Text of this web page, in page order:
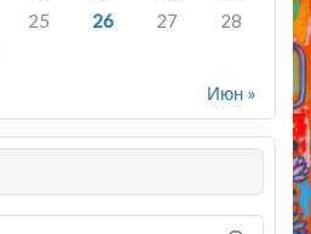
Июн »
25 26 27
28